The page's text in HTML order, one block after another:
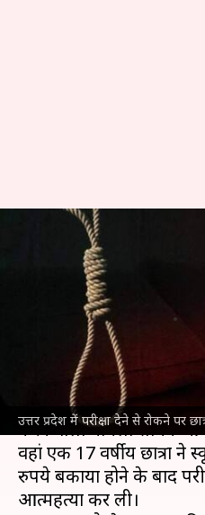
उत्तर प्रदेश में परीक्षा देने से रोकने पर
उत्तर प्रदेश:
होने पर परीक्षा
आत्महत्या
Mar 30, 2025
क्या है खबर?
उत्तर प्रदेशके प्रतापगढ़ जिले में
करने वाला मामला सामने
वहां एक 17 वर्षीय छात्रा
रुपये बकाया होने के बाद
आत्महत्या कर ली।